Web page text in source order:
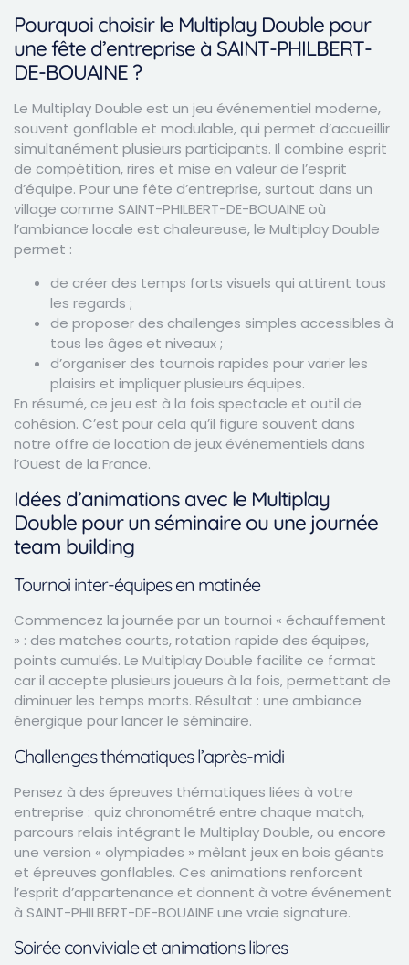
Pourquoi choisir le Multiplay Double pour
une fête d’entreprise à SAINT-PHILBERT-
DE-BOUAINE ?
Le Multiplay Double est un jeu événementiel moderne,
souvent gonflable et modulable, qui permet d’accueillir
simultanément plusieurs participants. Il combine esprit
de compétition, rires et mise en valeur de l’esprit
d’équipe. Pour une fête d’entreprise, surtout dans un
village comme SAINT-PHILBERT-DE-BOUAINE où
l’ambiance locale est chaleureuse, le Multiplay Double
permet :
de créer des temps forts visuels qui attirent tous
les regards ;
de proposer des challenges simples accessibles à
tous les âges et niveaux ;
d’organiser des tournois rapides pour varier les
plaisirs et impliquer plusieurs équipes.
En résumé, ce jeu est à la fois spectacle et outil de
cohésion. C’est pour cela qu’il figure souvent dans
notre offre de location de jeux événementiels dans
l’Ouest de la France.
Idées d’animations avec le Multiplay
Double pour un séminaire ou une journée
team building
Tournoi inter-équipes en matinée
Commencez la journée par un tournoi « échauffement
» : des matches courts, rotation rapide des équipes,
points cumulés. Le Multiplay Double facilite ce format
car il accepte plusieurs joueurs à la fois, permettant de
diminuer les temps morts. Résultat : une ambiance
énergique pour lancer le séminaire.
Challenges thématiques l’après-midi
Pensez à des épreuves thématiques liées à votre
entreprise : quiz chronométré entre chaque match,
parcours relais intégrant le Multiplay Double, ou encore
une version « olympiades » mêlant jeux en bois géants
et épreuves gonflables. Ces animations renforcent
l’esprit d’appartenance et donnent à votre événement
à SAINT-PHILBERT-DE-BOUAINE une vraie signature.
Soirée conviviale et animations libres